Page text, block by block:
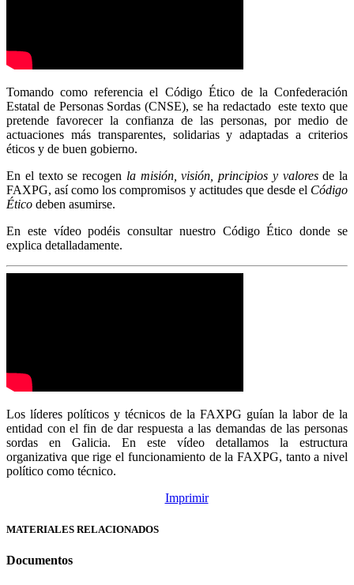
Tomando como referencia el Código Ético de la Confederación
Estatal de Personas Sordas (CNSE), se ha redactado este texto que
pretende favorecer la confianza de las personas, por medio de
actuaciones más transparentes, solidarias y adaptadas a criterios
éticos y de buen gobierno.
En el texto se recogen la misión, visión, principios y valoresde la
FAXPG, así como los compromisos y actitudes que desde el Código
Ético deben asumirse.
En este vídeo podéis consultar nuestro Código Ético donde se
explica detalladamente.
Los líderes políticos y técnicos de la FAXPG guían la labor de la
entidad con el fin de dar respuesta a las demandas de las personas
sordas en Galicia. En este vídeo detallamos la estructura
organizativa que rige el funcionamiento de la FAXPG, tanto a nivel
político como técnico.
Imprimir
MATERIALES RELACIONADOS
Documentos